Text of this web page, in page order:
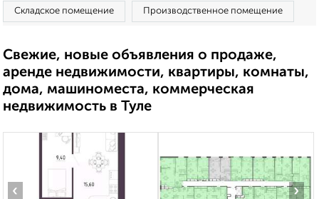
Складское помещение Производственное помещение
Свежие, новые объявления о продаже,
аренде недвижимости, квартиры, комнаты,
дома, машиноместа, коммерческая
недвижимость в Туле
‹ ›